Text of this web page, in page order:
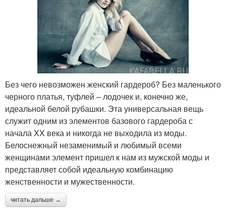
Без чего невозможен женский гардероб? Без маленького
черного платья, туфлей – лодочек и, конечно же,
идеальной белой рубашки. Эта универсальная вещь
служит одним из элементов базового гардероба с
начала XX века и никогда не выходила из моды.
Белоснежный незаменимый и любимый всеми
женщинами элемент пришел к нам из мужской моды и
представляет собой идеальную комбинацию
женственности и мужественности.
читать дальше →